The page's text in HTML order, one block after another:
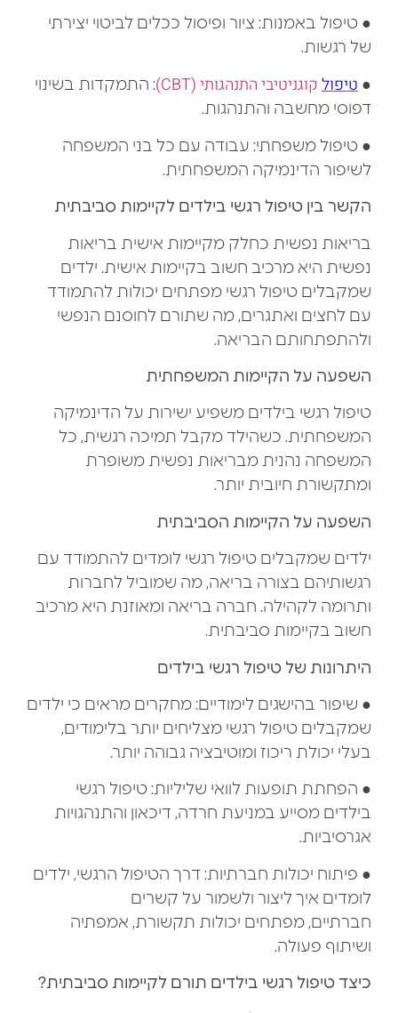
● טיפול באמנות: ציור ופיסול ככלים לביטוי יצירתי
של רגשות.
● טיפולקוגניטיבי התנהגותי (CBT)
: התמקדות בשינוי
דפוסי מחשבה והתנהגות.
● טיפול משפחתי: עבודה עם כל בני המשפחה
לשיפור הדינמיקה המשפחתית.
הקשר בין טיפול רגשי בילדים לקיימות סביבתית
בריאות נפשית כחלק מקיימות אישית בריאות
נפשית היא מרכיב חשוב בקיימות אישית. ילדים
שמקבלים טיפול רגשי מפתחים יכולות להתמודד
עם לחצים ואתגרים, מה שתורם לחוסנם הנפשי
ולהתפתחותם הבריאה.
השפעה על הקיימות המשפחתית
טיפול רגשי בילדים משפיע ישירות על הדינמיקה
המשפחתית. כשהילד מקבל תמיכה רגשית, כל
המשפחה נהנית מבריאות נפשית משופרת
ומתקשורת חיובית יותר.
השפעה על הקיימות הסביבתית
ילדים שמקבלים טיפול רגשי לומדים להתמודד עם
רגשותיהם בצורה בריאה, מה שמוביל לחברות
ותרומה לקהילה. חברה בריאה ומאוזנת היא מרכיב
חשוב בקיימות סביבתית.
היתרונות של טיפול רגשי בילדים
● שיפור בהישגים לימודיים: מחקרים מראים כי ילדים
שמקבלים טיפול רגשי מצליחים יותר בלימודים,
בעלי יכולת ריכוז ומוטיבציה גבוהה יותר.
● הפחתת תופעות לוואי שליליות: טיפול רגשי
בילדים מסייע במניעת חרדה, דיכאון והתנהגויות
אגרסיביות.
● פיתוח יכולות חברתיות: דרך הטיפול הרגשי, ילדים
לומדים איך ליצור ולשמור על קשרים
חברתיים, מפתחים יכולות תקשורת, אמפתיה
ושיתוף פעולה.
כיצד טיפול רגשי בילדים תורם לקיימות סביבתית?